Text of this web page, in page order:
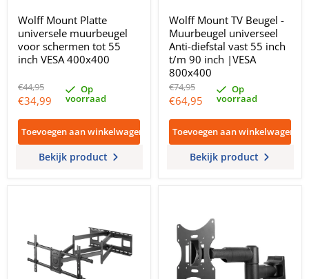
Wolff Mount Platte
universele muurbeugel
voor schermen tot 55
inch VESA 400x400
Oorspronkelijke
prijs
€44,95
Huidige
prijs
€34,99
Op
voorraad
Toevoegen aan winkelwagen
Bekijk product
Wolff Mount TV Beugel -
Muurbeugel universeel
Anti-diefstal vast 55 inch
t/m 90 inch |VESA
800x400
Oorspronkelijke
prijs
€74,95
Huidige
prijs
€64,95
Op
voorraad
Toevoegen aan winkelwagen
Bekijk product